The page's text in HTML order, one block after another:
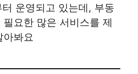
운영되고 있는데, 부동
요한 많은 서비스를 제
아봐요